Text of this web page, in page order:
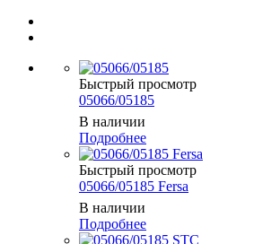
Быстрый просмотр
05066/05185
В наличии
Подробнее
Быстрый просмотр
05066/05185 Fersa
В наличии
Подробнее